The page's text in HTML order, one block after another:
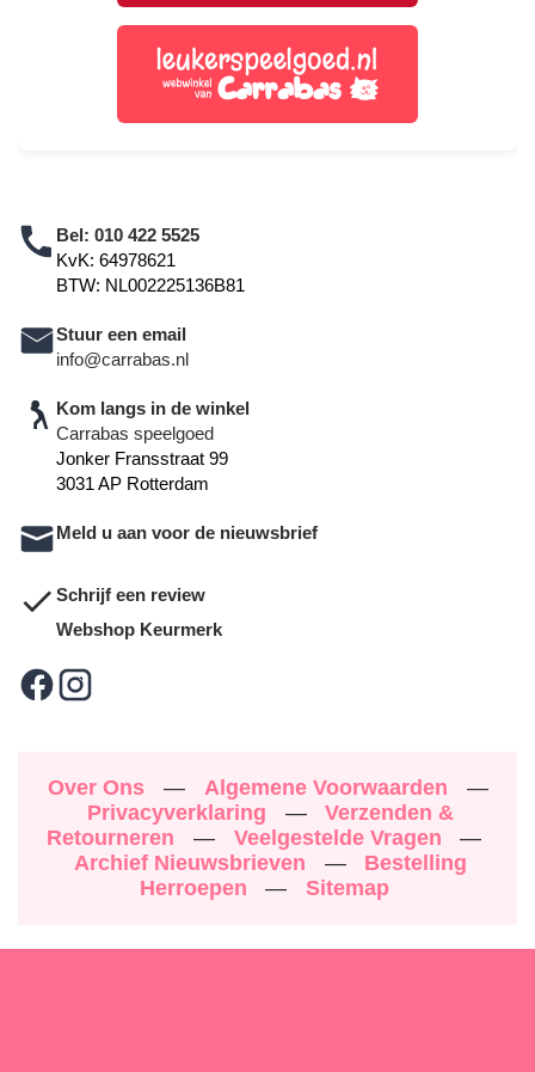
Bel: 010 422 5525
KvK: 64978621
BTW: NL002225136B81
Stuur een email
info@carrabas.nl
Kom langs in de winkel
Carrabas speelgoed
Jonker Fransstraat 99
3031 AP Rotterdam
Meld u aan voor de nieuwsbrief
Schrijf een review
Webshop Keurmerk
Over Ons — Algemene Voorwaarden
—
Privacyverklaring
—
Verzenden &
Retourneren
— Veelgestelde Vragen
—
Archief Nieuwsbrieven
—
Bestelling
Herroepen
— Sitemap